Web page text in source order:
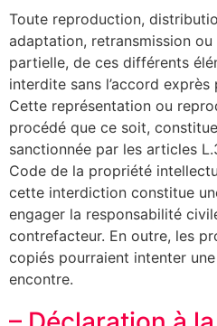
Toute reproduction,
adaptation, retransmission
partielle, de ces différents
interdite sans l’accord
Cette représentation ou
procédé que ce soit,
sanctionnée par les articles
Code de la propriété
cette interdiction constitue
engager la responsabilité
contrefacteur. En outre, les
copiés pourraient intenter
encontre.